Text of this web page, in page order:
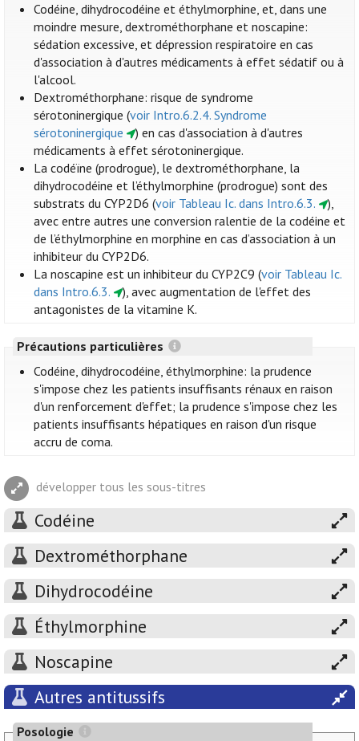
Codéine, dihydrocodéine et éthylmorphine, et, dans une
moindre mesure, dextrométhorphane et noscapine:
sédation excessive, et dépression respiratoire en cas
d'association à d'autres médicaments à effet sédatif ou à
l'alcool.
Dextrométhorphane: risque de syndrome
sérotoninergique (voir Intro.6.2.4. Syndrome
sérotoninergique
) en cas d'association à d'autres
médicaments à effet sérotoninergique.
La codéïne (prodrogue), le dextrométhorphane, la
dihydrocodéine et l’éthylmorphine (prodrogue) sont des
substrats du CYP2D6 (voir Tableau Ic. dans Intro.6.3.
),
avec entre autres une conversion ralentie de la codéine et
de l’éthylmorphine en morphine en cas d’association à un
inhibiteur du CYP2D6.
La noscapine est un inhibiteur du CYP2C9 (voir Tableau Ic.
dans Intro.6.3.
), avec augmentation de l'effet des
antagonistes de la vitamine K.
Précautions particulières
Codéine, dihydrocodéine, éthylmorphine: la prudence
s'impose chez les patients insuffisants rénaux en raison
d'un renforcement d'effet; la prudence s'impose chez les
patients insuffisants hépatiques en raison d'un risque
accru de coma.
développer tous les sous-titres
Codéine
Dextrométhorphane
Dihydrocodéine
Éthylmorphine
Noscapine
Autres antitussifs
Posologie